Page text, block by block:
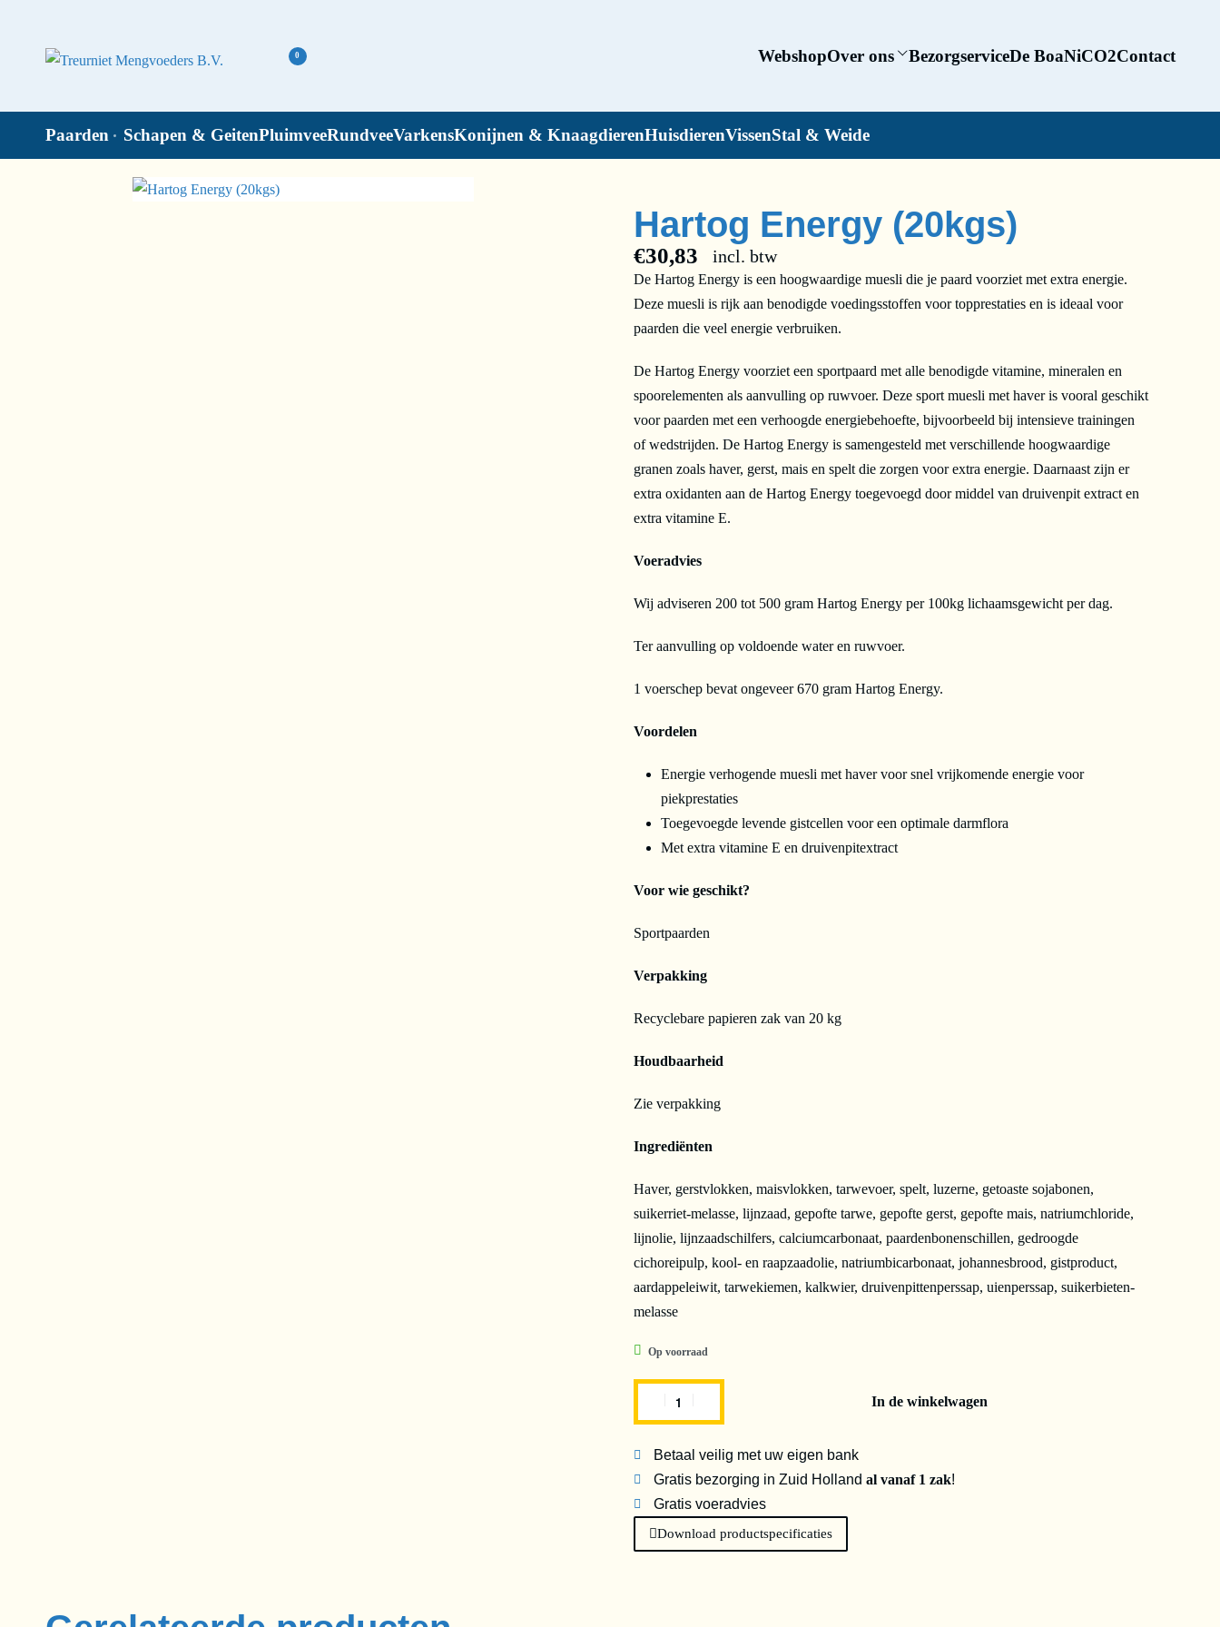
0 WebshopOver ons BezorgserviceDe BoaNiCO2Contact
Paarden Schapen & GeitenPluimveeRundveeVarkensKonijnen & KnaagdierenHuisdierenVissenStal & Weide
Hartog Energy (20kgs)
€30,83 incl. btw
De Hartog Energy is een hoogwaardige muesli die je paard voorziet met extra energie.
Deze muesli is rijk aan benodigde voedingsstoffen voor topprestaties en is ideaal voor
paarden die veel energie verbruiken.
De Hartog Energy voorziet een sportpaard met alle benodigde vitamine, mineralen en
spoorelementen als aanvulling op ruwvoer. Deze sport muesli met haver is vooral geschikt
voor paarden met een verhoogde energiebehoefte, bijvoorbeeld bij intensieve trainingen
of wedstrijden. De Hartog Energy is samengesteld met verschillende hoogwaardige
granen zoals haver, gerst, mais en spelt die zorgen voor extra energie. Daarnaast zijn er
extra oxidanten aan de Hartog Energy toegevoegd door middel van druivenpit extract en
extra vitamine E.
Voeradvies
Wij adviseren 200 tot 500 gram Hartog Energy per 100kg lichaamsgewicht per dag.
Ter aanvulling op voldoende water en ruwvoer.
1 voerschep bevat ongeveer 670 gram Hartog Energy.
Voordelen
Energie verhogende muesli met haver voor snel vrijkomende energie voor
piekprestaties
Toegevoegde levende gistcellen voor een optimale darmflora
Met extra vitamine E en druivenpitextract
Voor wie geschikt?
Sportpaarden
Verpakking
Recyclebare papieren zak van 20 kg
Houdbaarheid
Zie verpakking
Ingrediënten
Haver, gerstvlokken, maisvlokken, tarwevoer, spelt, luzerne, getoaste sojabonen,
suikerriet-melasse, lijnzaad, gepofte tarwe, gepofte gerst, gepofte mais, natriumchloride,
lijnolie, lijnzaadschilfers, calciumcarbonaat, paardenbonenschillen, gedroogde
cichoreipulp, kool- en raapzaadolie, natriumbicarbonaat, johannesbrood, gistproduct,
aardappeleiwit, tarwekiemen, kalkwier, druivenpittenperssap, uienperssap, suikerbieten-
melasse
Op voorraad
In de winkelwagen
Betaal veilig met uw eigen bank
Gratis bezorging in Zuid Hollandal vanaf 1 zak!
Gratis voeradvies
Download productspecificaties